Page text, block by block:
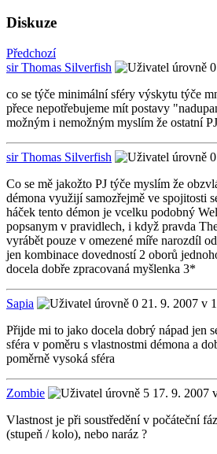
Diskuze
Předchozí
sir Thomas Silverfish
co se týče minimální sféry výskytu týče
přece nepotřebujeme mít postavy
možným i nemožným myslím že ostatní
sir Thomas Silverfish
Co se mě jakožto PJ týče myslím že
démona využijí samozřejmě ve spojitosti
háček tento démon je vcelku podobný
popsanym v pravidlech, i když pravda
vyrábět pouze v omezené míře narozdíl
jen kombinace dovedností 2 oborů
docela dobře zpracovaná myšlenka 3*
Sapia
21. 9. 2007 v
Přijde mi to jako docela dobrý nápad jen
sféra v poměru s vlastnostmi démona a
poměrně vysoká sféra
Zombie
17. 9. 2007
Vlastnost je při soustředění v počáteční
(stupeň / kolo), nebo naráz ?